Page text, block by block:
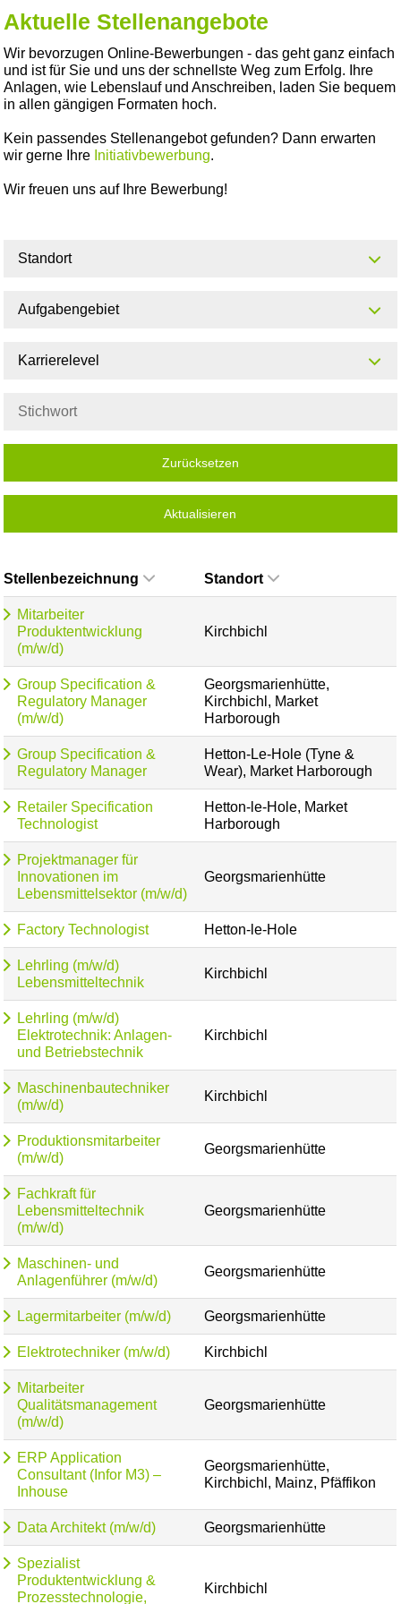
Aktuelle Stellenangebote
Wir bevorzugen Online-Bewerbungen - das geht ganz einfach
und ist für Sie und uns der schnellste Weg zum Erfolg. Ihre
Anlagen, wie Lebenslauf und Anschreiben, laden Sie bequem
in allen gängigen Formaten hoch.
Kein passendes Stellenangebot gefunden? Dann erwarten
wir gerne Ihre Initiativbewerbung.
Wir freuen uns auf Ihre Bewerbung!
Standort
Aufgabengebiet
Karrierelevel
Zurücksetzen
Aktualisieren
Stellenbezeichnung Standort
Mitarbeiter
Produktentwicklung
(m/w/d)
Kirchbichl
Group Specification &
Regulatory Manager
(m/w/d)
Georgsmarienhütte,
Kirchbichl, Market
Harborough
Group Specification &
Regulatory Manager
Hetton-Le-Hole (Tyne &
Wear), Market Harborough
Retailer Specification
Technologist
Hetton-le-Hole, Market
Harborough
Projektmanager für
Innovationen im
Lebensmittelsektor (m/w/d)
Georgsmarienhütte
Factory Technologist Hetton-le-Hole
Lehrling (m/w/d)
Lebensmitteltechnik
Kirchbichl
Lehrling (m/w/d)
Elektrotechnik: Anlagen-
und Betriebstechnik
Kirchbichl
Maschinenbautechniker
(m/w/d)
Kirchbichl
Produktionsmitarbeiter
(m/w/d)
Georgsmarienhütte
Fachkraft für
Lebensmitteltechnik
(m/w/d)
Georgsmarienhütte
Maschinen- und
Anlagenführer (m/w/d)
Georgsmarienhütte
Lagermitarbeiter (m/w/d) Georgsmarienhütte
Elektrotechniker (m/w/d) Kirchbichl
Mitarbeiter
Qualitätsmanagement
(m/w/d)
Georgsmarienhütte
ERP Application
Consultant (Infor M3) –
Inhouse
Georgsmarienhütte,
Kirchbichl, Mainz, Pfäffikon
Data Architekt (m/w/d) Georgsmarienhütte
Spezialist
Produktentwicklung &
Prozesstechnologie,
Kirchbichl